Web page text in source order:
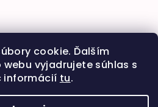
cookie. Ďalším
vyjadrujete súhlas s
informácií tu.